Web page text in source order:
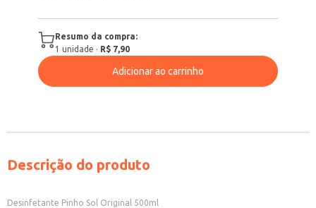
Resumo da compra:
1 unidade · R$ 7,90
Adicionar ao carrinho
Descrição do produto
Desinfetante Pinho Sol Original 500ml